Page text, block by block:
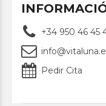
+34 950 46 45
Pedir Cita